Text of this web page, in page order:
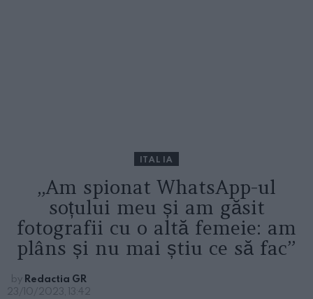
ITALIA
„Am spionat WhatsApp-ul
soțului meu și am găsit
fotografii cu o altă femeie: am
plâns și nu mai știu ce să fac”
by Redactia GR
23/10/2023, 13:42